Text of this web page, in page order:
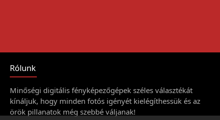
Rólunk
Minőségi digitális fényképezőgépek széles választékát
kínáljuk, hogy minden fotós igényét kielégíthessük és az
örök pillanatok még szebbé váljanak!